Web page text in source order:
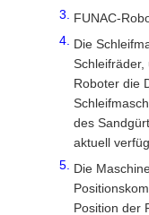
FUNAC-
Die
Schleifräder,
Roboter die
des
aktuell
Die
Position der